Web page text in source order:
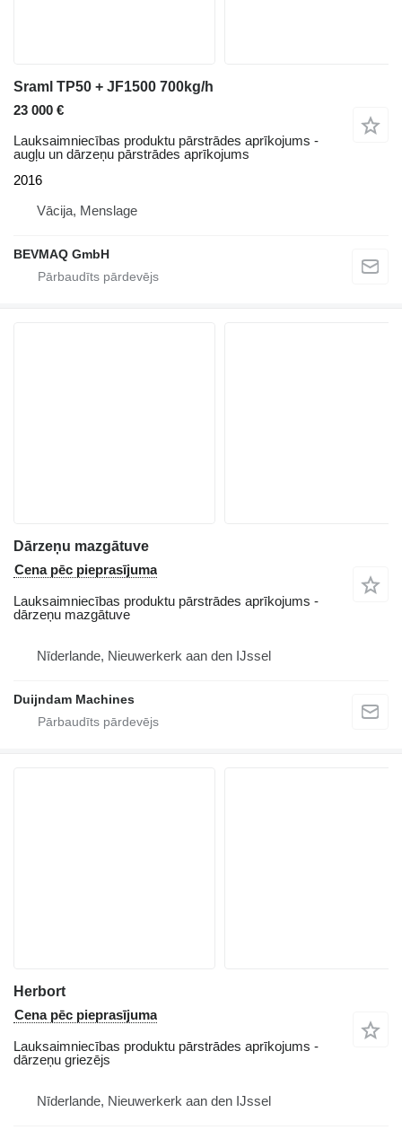
Sraml TP50 + JF1500 700kg/h
23 000 €
Lauksaimniecības produktu pārstrādes aprīkojums -
augļu un dārzeņu pārstrādes aprīkojums
2016
Vācija, Menslage
BEVMAQ GmbH
Dārzeņu mazgātuve
Cena pēc pieprasījuma
Lauksaimniecības produktu pārstrādes aprīkojums -
dārzeņu mazgātuve
Nīderlande, Nieuwerkerk aan den IJssel
Duijndam Machines
Herbort
Cena pēc pieprasījuma
Lauksaimniecības produktu pārstrādes aprīkojums -
dārzeņu griezējs
Nīderlande, Nieuwerkerk aan den IJssel